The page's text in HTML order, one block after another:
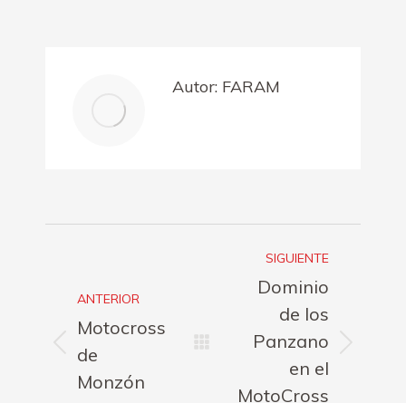
Autor: FARAM
publicaciones
ANTERIOR
Publicación
anterior:
Motocross
de
Monzón
SIGUIENTE
Publicación
siguiente:
Dominio
de los
Panzano
en el
MotoCross